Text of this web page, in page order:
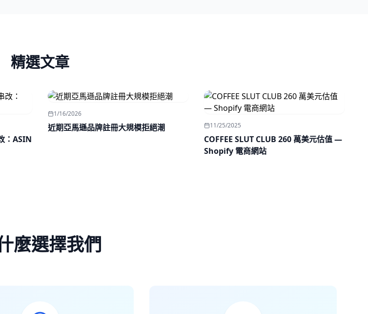
精選文章
：ASIN
1/16/2026
近期亞馬遜品牌註冊大規模拒絕潮 11/25/2025
COFFEE SLUT CLUB 260 萬美元估值 —
Shopify 電商網站
麼選擇我們